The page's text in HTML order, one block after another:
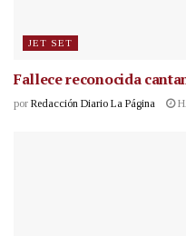
JET SET
Fallece reconocida
por Redacción Diario La Página